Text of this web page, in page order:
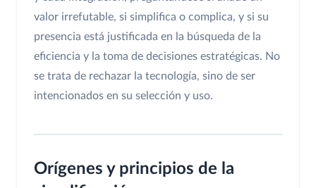
valor irrefutable, si simplifica o complica, y si su
presencia está justificada en la búsqueda de la
eficiencia y la toma de decisiones estratégicas. No
se trata de rechazar la tecnología, sino de ser
intencionados en su selección y uso.
Orígenes y principios de la